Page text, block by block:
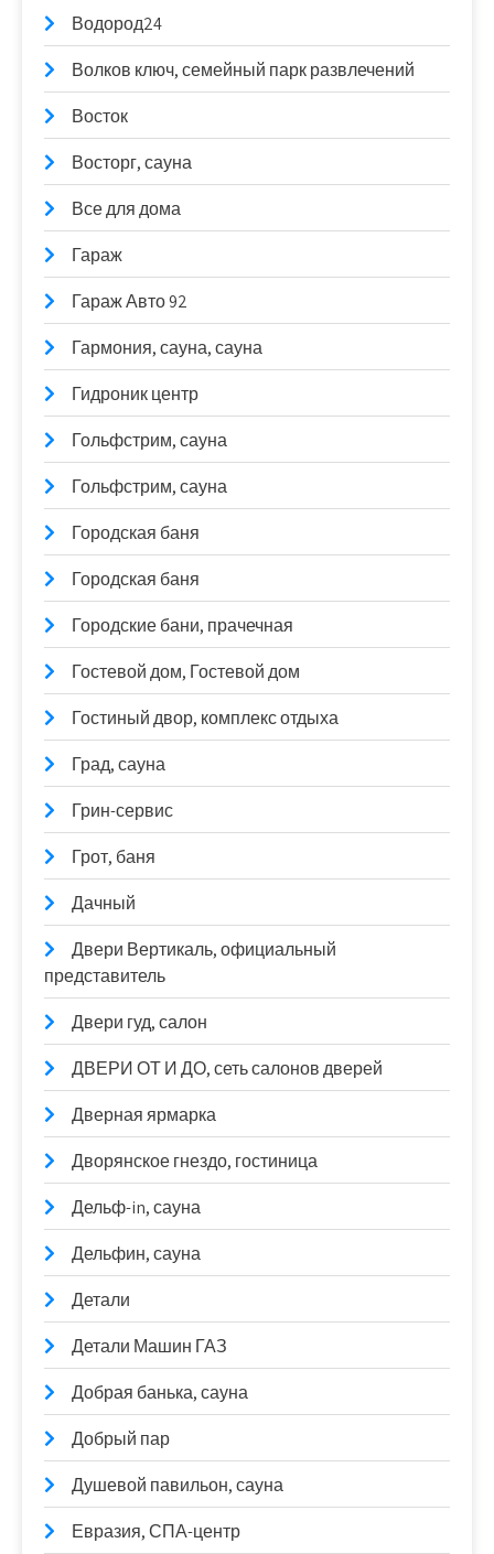
Водород24
Волков ключ, семейный парк развлечений
Восток
Восторг, сауна
Все для дома
Гараж
Гараж Авто 92
Гармония, сауна, сауна
Гидроник центр
Гольфстрим, сауна
Гольфстрим, сауна
Городская баня
Городская баня
Городские бани, прачечная
Гостевой дом, Гостевой дом
Гостиный двор, комплекс отдыха
Град, сауна
Грин-сервис
Грот, баня
Дачный
Двери Вертикаль, официальный
представитель
Двери гуд, салон
ДВЕРИ ОТ И ДО, сеть салонов дверей
Дверная ярмарка
Дворянское гнездо, гостиница
Дельф-in, сауна
Дельфин, сауна
Детали
Детали Машин ГАЗ
Добрая банька, сауна
Добрый пар
Душевой павильон, сауна
Евразия, СПА-центр